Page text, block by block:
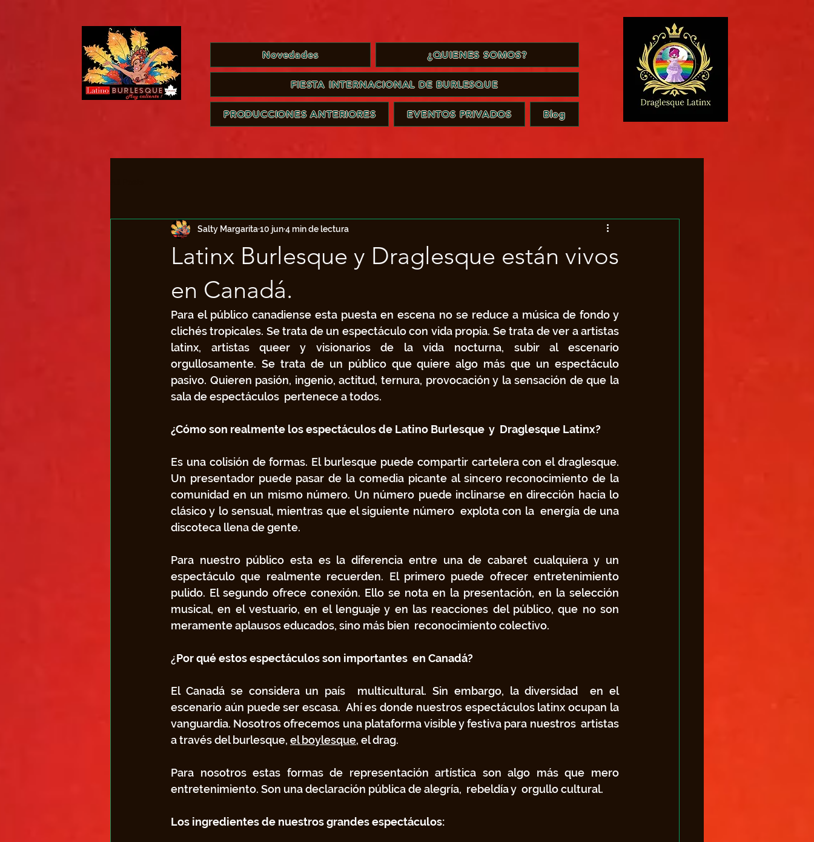
Novedades ¿QUIENES SOMOS?
FIESTA INTERNACIONAL DE BURLESQUE
PRODUCCIONES ANTERIORES EVENTOS PRIVADOS Blog
Latinx Burlesque y Draglesque están vivos
en Canadá.
Salty Margarita10 jun4 min de lectura
Para el público canadiense esta puesta en escena no se reduce a música de fondo y
clichés tropicales. Se trata de un espectáculo con vida propia. Se trata de ver a artistas
latinx, artistas queer y visionarios de la vida nocturna, subir al escenario
orgullosamente. Se trata de un público que quiere algo más que un espectáculo
pasivo. Quieren pasión, ingenio, actitud, ternura, provocación y la sensación de que la
sala de espectáculos  pertenece a todos.
¿Cómo son realmente los espectáculos de Latino Burlesque  y  Draglesque Latinx?
Es una colisión de formas. El burlesque puede compartir cartelera con el draglesque.
Un presentador puede pasar de la comedia picante al sincero reconocimiento de la
comunidad en un mismo número. Un número puede inclinarse en dirección hacia lo
clásico y lo sensual, mientras que el siguiente número  explota con la  energía de una
discoteca llena de gente.
Para nuestro público esta es la diferencia entre una de cabaret cualquiera y un
espectáculo que realmente recuerden. El primero puede ofrecer entretenimiento
pulido. El segundo ofrece conexión. Ello se nota en la presentación, en la selección
musical, en el vestuario, en el lenguaje y en las reacciones del público, que no son
meramente aplausos educados, sino más bien  reconocimiento colectivo.
¿Por qué estos espectáculos son importantes  en Canadá?
El Canadá se considera un país  multicultural. Sin embargo, la diversidad  en el
escenario aún puede ser escasa.  Ahí es donde nuestros espectáculos latinx ocupan la
vanguardia. Nosotros ofrecemos una plataforma visible y festiva para nuestros  artistas
a través del burlesque, el boylesque, el drag.
Para nosotros estas formas de representación artística son algo más que mero
entretenimiento. Son una declaración pública de alegría,  rebeldía y  orgullo cultural.
Los ingredientes de nuestros grandes espectáculos: